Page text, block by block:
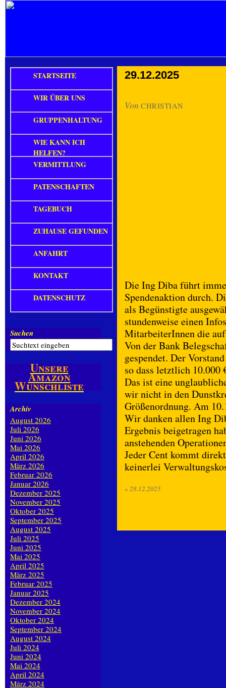
29.12.2025
Von CHRISTIAN
Die Ing Diba führt
Spendenaktion durch.
als Begünstigte
stundenweise einen
MitarbeiterInnen die
Von der Bank
gespendet. Der
so dass letztlich 10.000
Das ist eine
wir nicht in den
Größenordnung. Am
Wir danken allen Ing
Ergebnis beigetragen
anstehenden
Jeder Cent kommt
keinerlei
« 28.12.2025
STARTSEITE
WIR ÜBER UNS
GRUPPENHALTUNG
WIE KANN ICH
HELFEN?
VERMITTLUNG
PATENSCHAFTEN
TAGEBUCH
ZUHAUSE GEFUNDEN
ANFAHRT
KONTAKT
DATENSCHUTZ
Suchen
Unsere
Amazon
Wunschliste
Archiv
August 2026
Juli 2026
Juni 2026
Mai 2026
April 2026
März 2026
Februar 2026
Januar 2026
Dezember 2025
November 2025
Oktober 2025
September 2025
August 2025
Juli 2025
Juni 2025
Mai 2025
April 2025
März 2025
Februar 2025
Januar 2025
Dezember 2024
November 2024
Oktober 2024
September 2024
August 2024
Juli 2024
Juni 2024
Mai 2024
April 2024
März 2024